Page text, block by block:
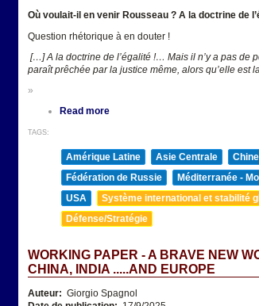
Où voulait-il en venir Rousseau ? A la doctrine de
Question rhétorique à en douter !
[…] A la doctrine de l’égalité !… Mais il n’y a pas de
paraît prêchée par la justice même, alors qu’elle est
»
Read more
TAGS:
Amérique Latine Asie Centrale
Fédération de Russie
Méditerranée -
USA
Système international et stabilité
Défense/Stratégie
WORKING PAPER - A BRAVE NEW
CHINA, INDIA .....AND EUROPE
Auteur: Giorgio Spagnol